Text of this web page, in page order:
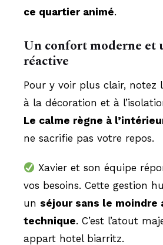
ce quartier animé.
Un confort moderne et
réactive
Pour y voir plus clair, notez
à la décoration et à
Le calme règne à
ne sacrifie pas votre repos.
Xavier et son équipe
vos besoins. Cette gestion
un séjour sans le moindre
technique. C’est l’atout
appart hotel biarritz.